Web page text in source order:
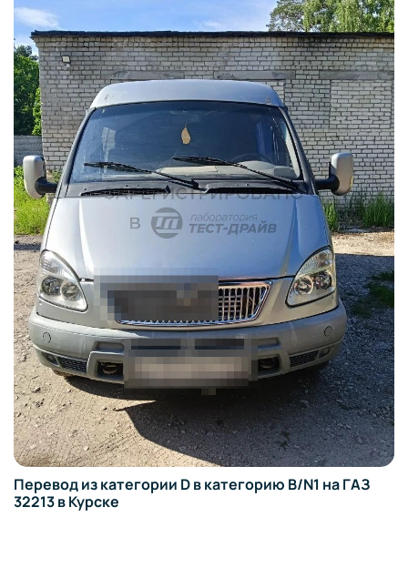
Перевод из категории D в категорию B/N1 на ГАЗ
32213 в Курске